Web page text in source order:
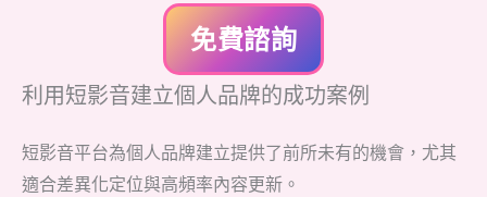
免費諮詢
利用短影音建立個人品牌的成功案例
短影音平台為個人品牌建立提供了前所未有的機會，尤其
適合差異化定位與高頻率內容更新。